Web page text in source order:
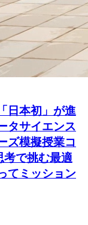
日本初」が進
タサイエンス
ズ模擬授業コ
考で挑む最適
てミッション